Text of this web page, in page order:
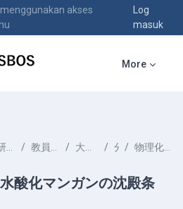
akses
Log
masuk
More
水産学部・水産科学研究院 School of Fisheries Sciences & Faculty of Fisheries Sciences 教員一覧 List of Professors 大木 淳之 OOKI Atsushi 分析化学 物理化学の基礎（化学平衡の条件式）
酸化マンガンの沈殿条